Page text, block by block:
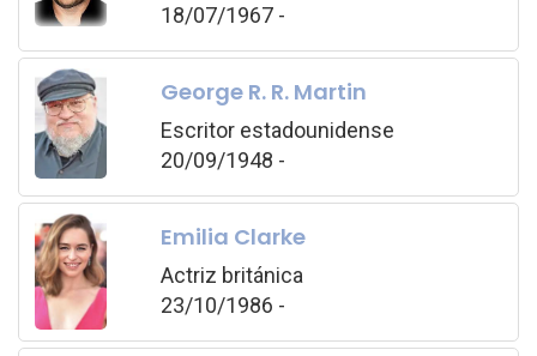
18/07/1967 -
George R. R. Martin
Escritor estadounidense
20/09/1948 -
Emilia Clarke
Actriz británica
23/10/1986 -